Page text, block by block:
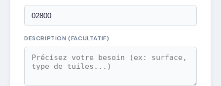
DESCRIPTION (FACULTATIF)